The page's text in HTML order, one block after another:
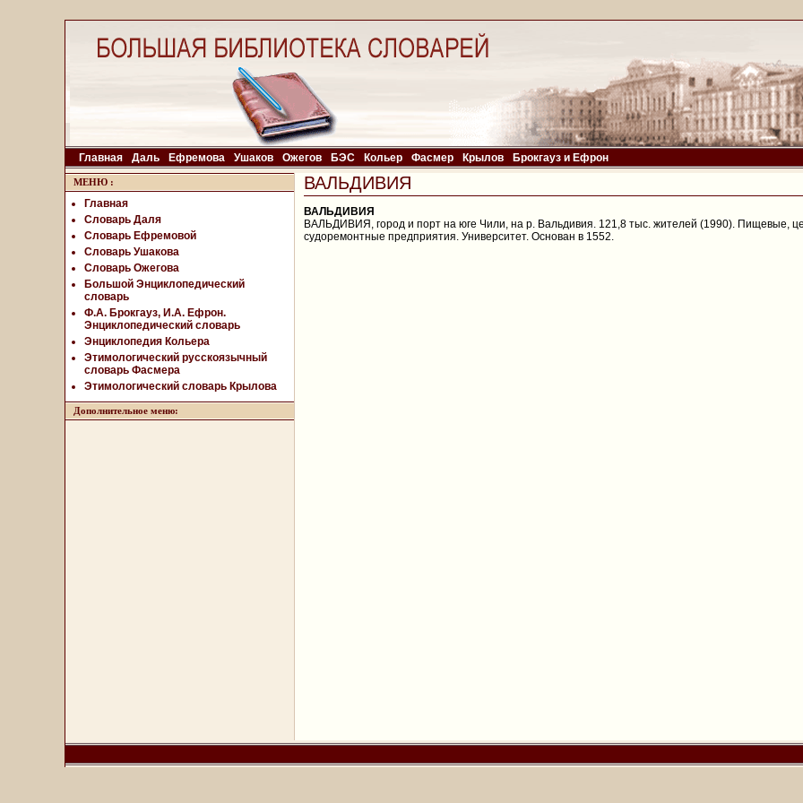
Главная Даль Ефремова Ушаков Ожегов БЭС Кольер Фасмер Крылов Брокгауз и Ефрон
МЕНЮ :
Главная
Словарь Даля
Словарь Ефремовой
Словарь Ушакова
Словарь Ожегова
Большой Энциклопедический
словарь
Ф.А. Брокгауз, И.А. Ефрон.
Энциклопедический словарь
Энциклопедия Кольера
Этимологический русскоязычный
словарь Фасмера
Этимологический словарь Крылова
Дополнительное меню:
ВАЛЬДИВИЯ
ВАЛЬДИВИЯ
ВАЛЬДИВИЯ, город и порт на юге Чили, на р. Вальдивия. 121,8 тыс. жителей (1990). Пищевые,
судоремонтные предприятия. Университет. Основан в 1552.